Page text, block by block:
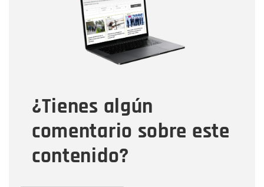
¿Tienes algún
comentario sobre este
contenido?
Correo electrónico
Tipo de comentario
Mensaje